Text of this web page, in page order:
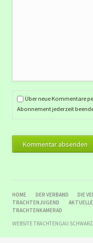
Über neue Kommentare
Abonnement jederzeit
Kommentar absenden
NAVIGATION
ÜBERSPRINGEN
HOME DER VERBAND DIE
TRACHTENJUGEND
TRACHTENKAMERAD
WEBSITE TRACHTENGAU